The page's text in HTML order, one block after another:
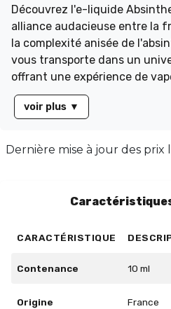
Découvrez l'e-liquide
alliance audacieuse entre la
la complexité anisée de
vous transporte dans un
offrant une expérience de
séduire par cette association
éveillera vos sens. Disponible
PG/VG de 50/50, idéal pour
voir plus ▼
Dernière mise à jour des prix
CARACTÉRISTIQUE
Contenance 10 ml
Origine France